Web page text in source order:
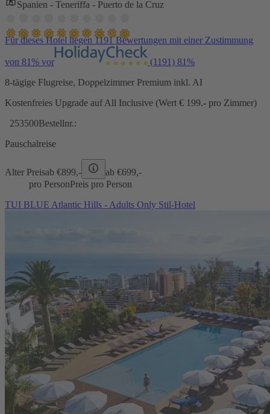
Spanien - Teneriffa - Puerto de la Cruz
Für dieses Hotel liegen 1191 Bewertungen mit einer Zustimmung
von 81% vor (1191) 81%
8-tägige Flugreise, Doppelzimmer Premium inkl. AI
Kostenfreies Upgrade auf All Inclusive (Wert € 199.- pro Zimmer)
253500Bestellnr.:
Pauschalreise
Alter Preisab €899,- ab €699,-
pro PersonPreis pro Person
TUI BLUE Atlantic Hills - Adults Only Stil-Hotel